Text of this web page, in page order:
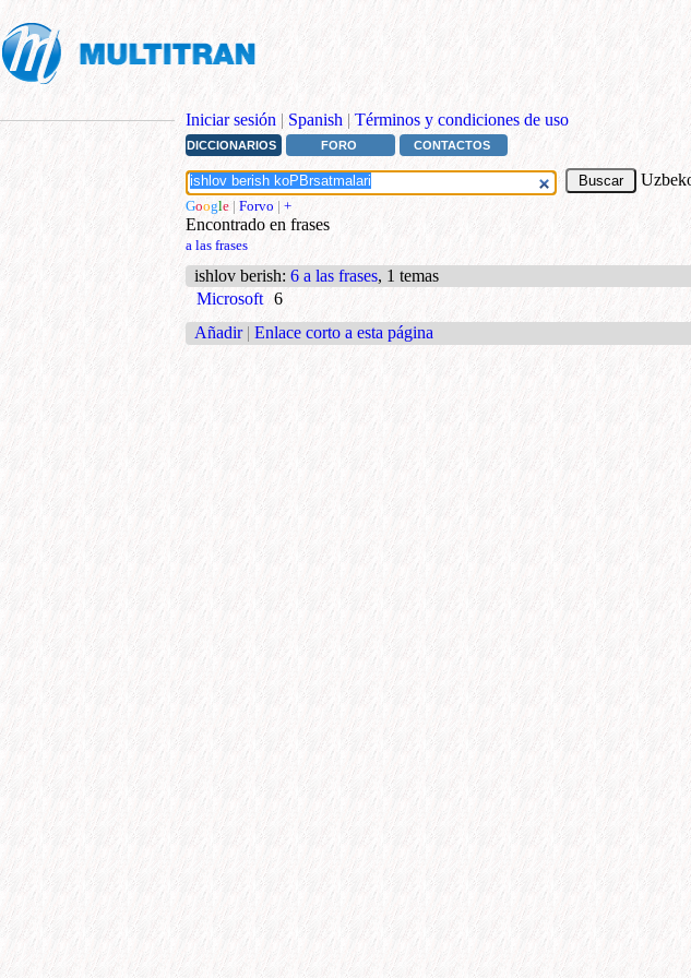
Iniciar sesión | Spanish | Términos y condiciones de uso
DICCIONARIOS FORO CONTACTOS
Google | Forvo | +
Encontrado en frases
a las frases
ishlov berish: 6 a las frases, 1 temas
Microsoft 6
Añadir | Enlace corto a esta página